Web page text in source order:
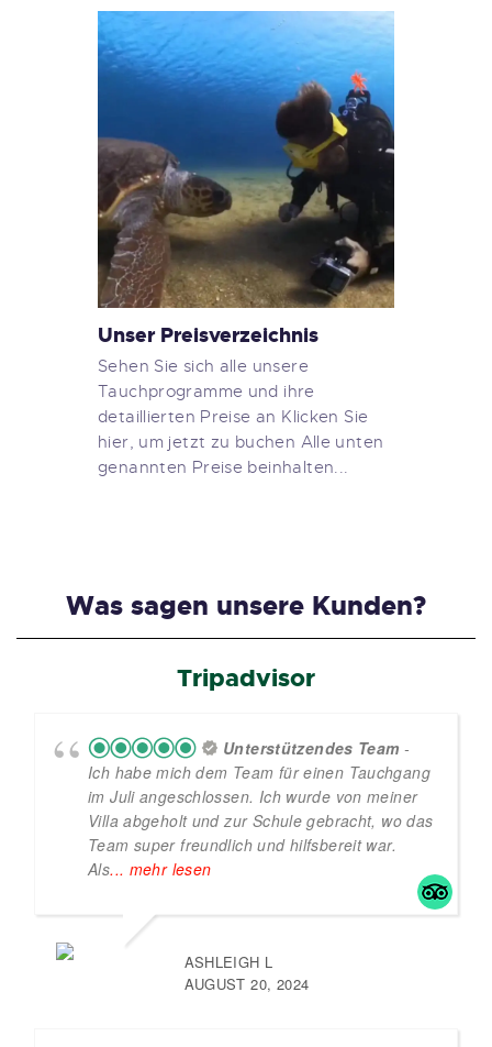
Unser Preisverzeichnis
Sehen Sie sich alle unsere
Tauchprogramme und ihre
detaillierten Preise an Klicken Sie
hier, um jetzt zu buchen Alle unten
genannten Preise beinhalten...
Was sagen unsere Kunden?
Tripadvisor
Unterstützendes Team -
Ich habe mich dem Team für einen Tauchgang
im Juli angeschlossen. Ich wurde von meiner
Villa abgeholt und zur Schule gebracht, wo das
Team super freundlich und hilfsbereit war.
Als... mehr lesen
ASHLEIGH L
AUGUST 20, 2024